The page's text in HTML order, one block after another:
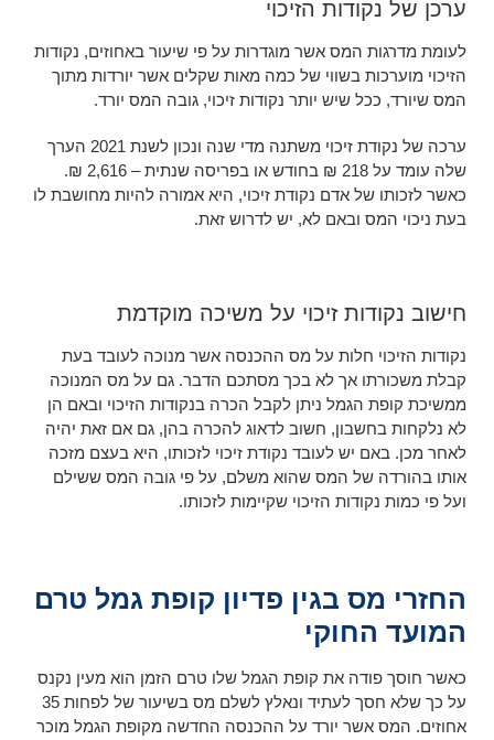
ערכן של נקודות הזיכוי
לעומת מדרגות המס אשר מוגדרות על פי שיעור באחוזים, נקודות
הזיכוי מוערכות בשווי של כמה מאות שקלים אשר יורדות מתוך
המס שיורד, ככל שיש יותר נקודות זיכוי, גובה המס יורד.
ערכה של נקודת זיכוי משתנה מדי שנה ונכון לשנת 2021 הערך
שלה עומד על 218 ₪ בחודש או בפריסה שנתית – 2,616 ₪.
כאשר לזכותו של אדם נקודת זיכוי, היא אמורה להיות מחושבת לו
בעת ניכוי המס ובאם לא, יש לדרוש זאת.
חישוב נקודות זיכוי על משיכה מוקדמת
נקודות הזיכוי חלות על מס ההכנסה אשר מנוכה לעובד בעת
קבלת משכורתו אך לא בכך מסתכם הדבר. גם על מס המנוכה
ממשיכת קופת הגמל ניתן לקבל הכרה בנקודות הזיכוי ובאם הן
לא נלקחות בחשבון, חשוב לדאוג להכרה בהן, גם אם זאת יהיה
לאחר מכן. באם יש לעובד נקודת זיכוי לזכותו, היא בעצם מזכה
אותו בהורדה של המס שהוא משלם, על פי גובה המס ששילם
ועל פי כמות נקודות הזיכוי שקיימות לזכותו.
החזרי מס בגין פדיון קופת גמל טרם
המועד החוקי
כאשר חוסך פודה את קופת הגמל שלו טרם הזמן הוא מעין נקנס
על כך שלא חסך לעתיד ונאלץ לשלם מס בשיעור של לפחות 35
אחוזים. המס אשר יורד על ההכנסה החדשה מקופת הגמל מוכר